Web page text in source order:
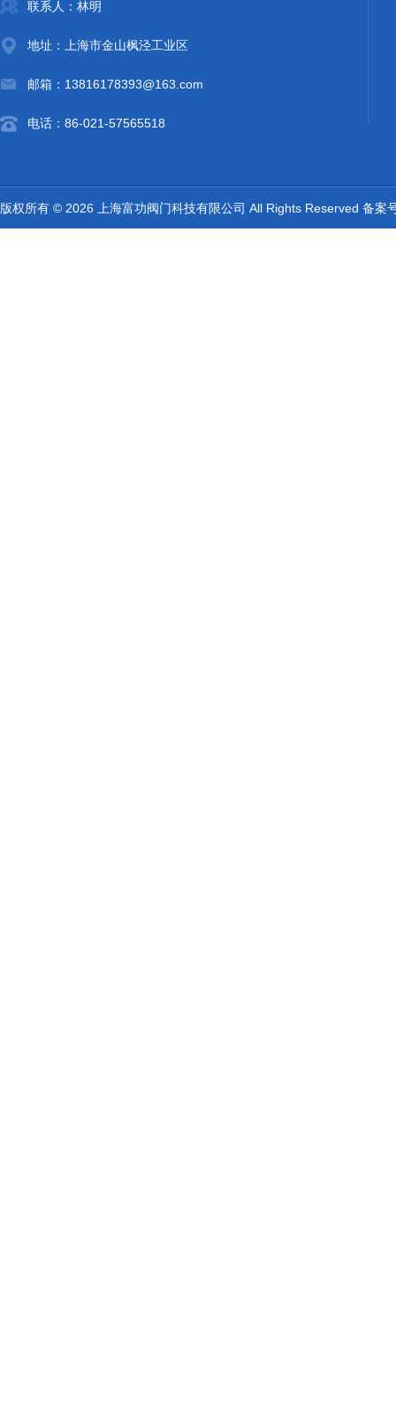
联系人：林明
地址：上海市金山枫泾工业区
邮箱：13816178393@163.com
电话：86-021-57565518
版权所有 © 2026 上海富功阀门科技有限公司 All Rights Reserved 备案